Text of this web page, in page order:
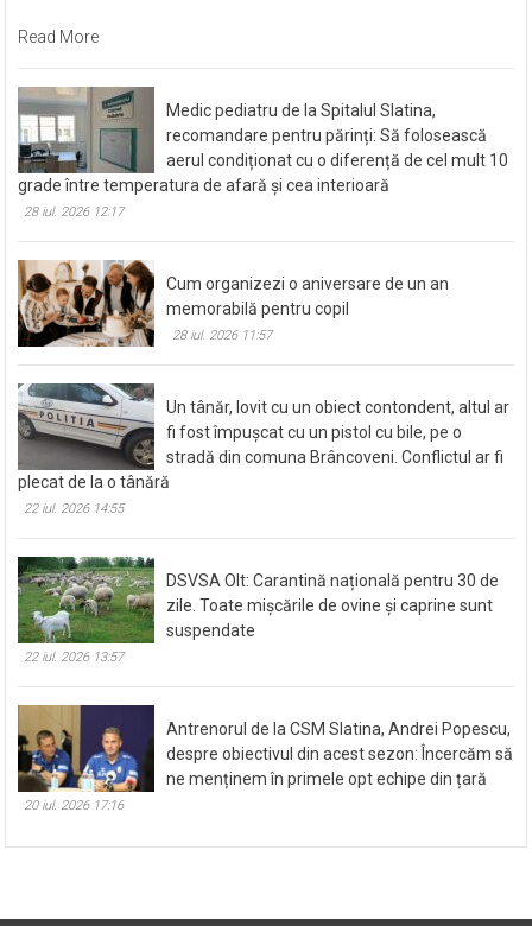
Read More
Medic pediatru de la Spitalul Slatina,
recomandare pentru părinți: Să folosească
aerul condiționat cu o diferență de cel mult 10
grade între temperatura de afară și cea interioară
28 iul. 2026 12:17
Cum organizezi o aniversare de un an
memorabilă pentru copil
28 iul. 2026 11:57
Un tânăr, lovit cu un obiect contondent, altul ar
fi fost împușcat cu un pistol cu bile, pe o
stradă din comuna Brâncoveni. Conflictul ar fi
plecat de la o tânără
22 iul. 2026 14:55
DSVSA Olt: Carantină națională pentru 30 de
zile. Toate mișcările de ovine și caprine sunt
suspendate
22 iul. 2026 13:57
Antrenorul de la CSM Slatina, Andrei Popescu,
despre obiectivul din acest sezon: Încercăm să
ne menținem în primele opt echipe din țară
20 iul. 2026 17:16